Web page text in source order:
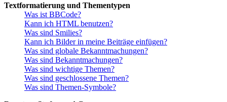
Textformatierung und Thementypen
Was ist BBCode?
Kann ich HTML benutzen?
Was sind Smilies?
Kann ich Bilder in meine Beiträge einfügen?
Was sind globale Bekanntmachungen?
Was sind Bekanntmachungen?
Was sind wichtige Themen?
Was sind geschlossene Themen?
Was sind Themen-Symbole?